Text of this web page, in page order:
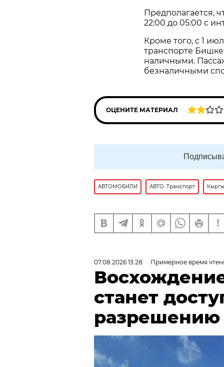
Предполагается,
22:00 до 05:00 с
Кроме того, с 1
транспорте
наличными.
безналичными
ОЦЕНИТЕ МАТЕРИАЛ
АВТОМОБИЛИ АВТО: Транспорт
07.08.2026 13:28 Примерное время
станет
разрешению